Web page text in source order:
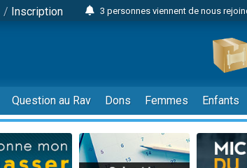
/ Inscription
3 personnes viennent de nous
3 personnes viennent de faire
3 personnes viennent de faire
2 personnes viennent de nous
13 personnes viennent de
30 personnes viennent de faire
Il reste 49 places pour étudier
Question au Rav Dons Femmes Enfants